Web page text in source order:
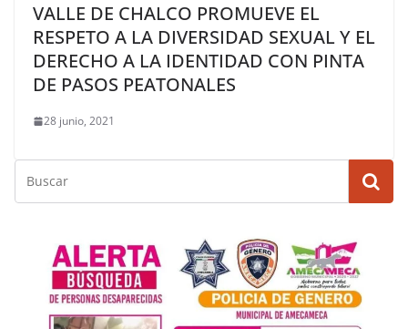
VALLE DE CHALCO PROMUEVE EL
RESPETO A LA DIVERSIDAD SEXUAL Y EL
DERECHO A LA IDENTIDAD CON PINTA
DE PASOS PEATONALES
28 junio, 2021